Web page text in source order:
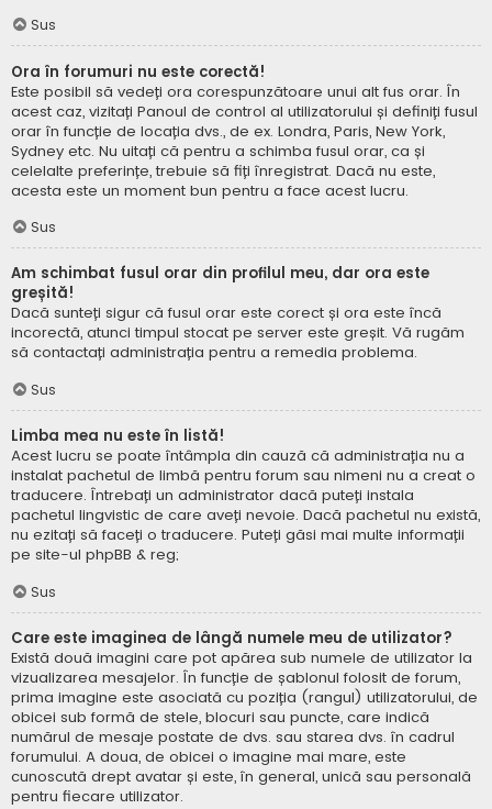
Sus
Ora în forumuri nu este corectă!
Este posibil să vedeți ora corespunzătoare unui alt fus orar. În
acest caz, vizitați Panoul de control al utilizatorului și definiți fusul
orar în funcție de locația dvs., de ex. Londra, Paris, New York,
Sydney etc. Nu uitați că pentru a schimba fusul orar, ca și
celelalte preferințe, trebuie să fiți înregistrat. Dacă nu este,
acesta este un moment bun pentru a face acest lucru.
Sus
Am schimbat fusul orar din profilul meu, dar ora este
greșită!
Dacă sunteți sigur că fusul orar este corect și ora este încă
incorectă, atunci timpul stocat pe server este greșit. Vă rugăm
să contactați administrația pentru a remedia problema.
Sus
Limba mea nu este în listă!
Acest lucru se poate întâmpla din cauză că administrația nu a
instalat pachetul de limbă pentru forum sau nimeni nu a creat o
traducere. Întrebați un administrator dacă puteți instala
pachetul lingvistic de care aveți nevoie. Dacă pachetul nu există,
nu ezitați să faceți o traducere. Puteți găsi mai multe informații
pe site-ul phpBB & reg;
Sus
Care este imaginea de lângă numele meu de utilizator?
Există două imagini care pot apărea sub numele de utilizator la
vizualizarea mesajelor. În funcție de șablonul folosit de forum,
prima imagine este asociată cu poziția (rangul) utilizatorului, de
obicei sub formă de stele, blocuri sau puncte, care indică
numărul de mesaje postate de dvs. sau starea dvs. în cadrul
forumului. A doua, de obicei o imagine mai mare, este
cunoscută drept avatar și este, în general, unică sau personală
pentru fiecare utilizator.